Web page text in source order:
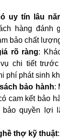
uy tín lâu
hàng đánh
bảo chất
rõ ràng:
chi tiết
phí phát sinh
bảo hành:
cam kết bảo
quyền lợi
thợ kỹ thuật